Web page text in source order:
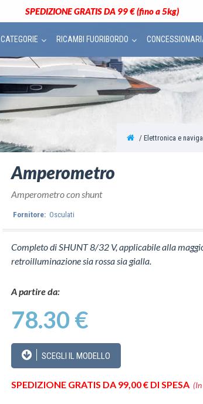
SPEDIZIONE GRATIS DA 99 € (fino a 5kg)
CATEGORIE RICAMBI FUORIBORDO
Elettronica e
Amperometro
Amperometro con shunt
Fornitore: Osculati
Completo di SHUNT 8/32 V, applicabile alla
retroilluminazione sia rossa sia gialla.
A partire da:
78.30 €
SCEGLI IL MODELLO
SPEDIZIONE GRATIS DA 99,00 € DI SPESA